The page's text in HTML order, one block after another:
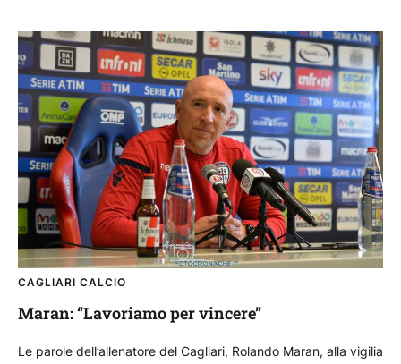
CAGLIARI CALCIO
Maran: “Lavoriamo per vincere”
Le parole dell’allenatore del Cagliari, Rolando Maran, alla vigilia